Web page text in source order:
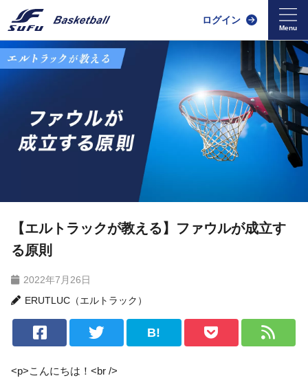
ログイン
【エルトラックが教える】ファウルが成立す
る原則
2022年7月26日
ERUTLUC（エルトラック）
B!
<p>こんにちは！<br />